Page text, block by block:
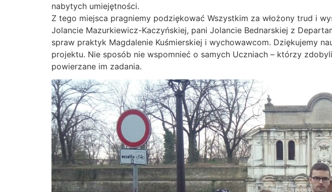
nabytych umiejętności.
Z tego miejsca pragniemy podziękować Wszystkim za włożony trud i
Jolancie Mazurkiewicz-Kaczyńskiej, pani Jolancie Bednarskiej z
spraw praktyk Magdalenie Kuśmierskiej i wychowawcom. Dziękujemy
projektu. Nie sposób nie wspomnieć o samych Uczniach – którzy
powierzane im zadania.